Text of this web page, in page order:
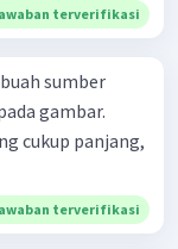
terverifikasi
sumber
gambar.
cukup panjang,
terverifikasi